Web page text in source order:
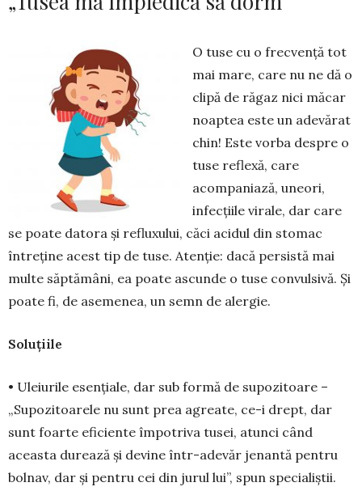
O tuse cu o frecvență tot
mai mare, care nu ne dă o
clipă de răgaz nici măcar
noaptea este un ade­vărat
chin! Este vorba despre o
tuse reflexă, care
acompaniază, uneori,
infecțiile virale, dar care
se poate datora și re­fluxului, căci acidul din stomac
între­ține acest tip de tuse. Atenție: dacă per­sistă mai
multe săptămâni, ea poa­te ascunde o tuse con­vul­sivă. Și
poate fi, de ase­me­nea, un semn de aler­gie.
Soluțiile
• Uleiurile esențiale, dar sub for­mă de su­pozitoare –
„Supozitoa­rele nu sunt prea agre­ate, ce-i drept, dar
sunt foarte eficiente împotriva tusei, atunci când
aceasta durează și devine într-adevăr jenantă pentru
bolnav, dar și pentru cei din jurul lui”, spun spe­cialiștii.